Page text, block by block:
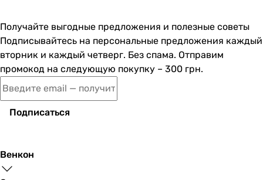
однорычажный
электронный
Переключатель ванна/душ
-
-
-
-
Получайте выгодные предложения и полезные советы
Подписывайтесь на персональные предложения каждый
вторник и каждый четверг. Без спама. Отправим
промокод на следующую покупку – 300 грн.
Подписаться
Венкон